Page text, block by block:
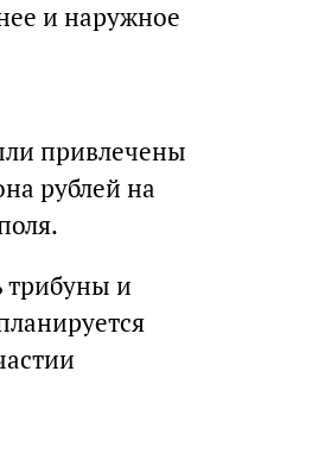
и наружное
привлечены
рублей на
трибуны и